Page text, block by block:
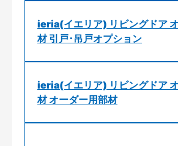
ieria(イエリア) リビングドア
材 引戸･吊戸オプション
ieria(イエリア) リビングドア
材 オーダー用部材